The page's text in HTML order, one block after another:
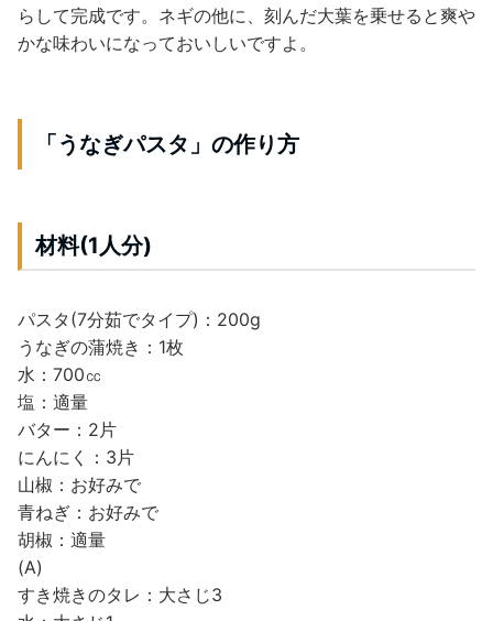
らして完成です。ネギの他に、刻んだ大葉を乗せると爽や
かな味わいになっておいしいですよ。
「うなぎパスタ」の作り方
材料(1人分)
パスタ(7分茹でタイプ)：200g
うなぎの蒲焼き：1枚
水：700㏄
塩：適量
バター：2片
にんにく：3片
山椒：お好みで
青ねぎ：お好みで
胡椒：適量
(A)
すき焼きのタレ：大さじ3